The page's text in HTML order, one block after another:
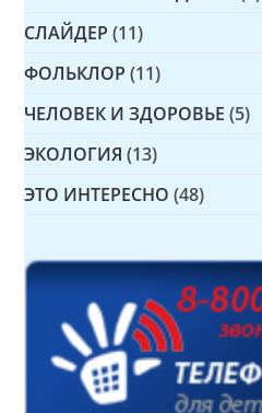
СЛАЙДЕР (11)
ФОЛЬКЛОР (11)
ЧЕЛОВЕК И ЗДОРОВЬЕ (5)
ЭКОЛОГИЯ (13)
ЭТО ИНТЕРЕСНО (48)